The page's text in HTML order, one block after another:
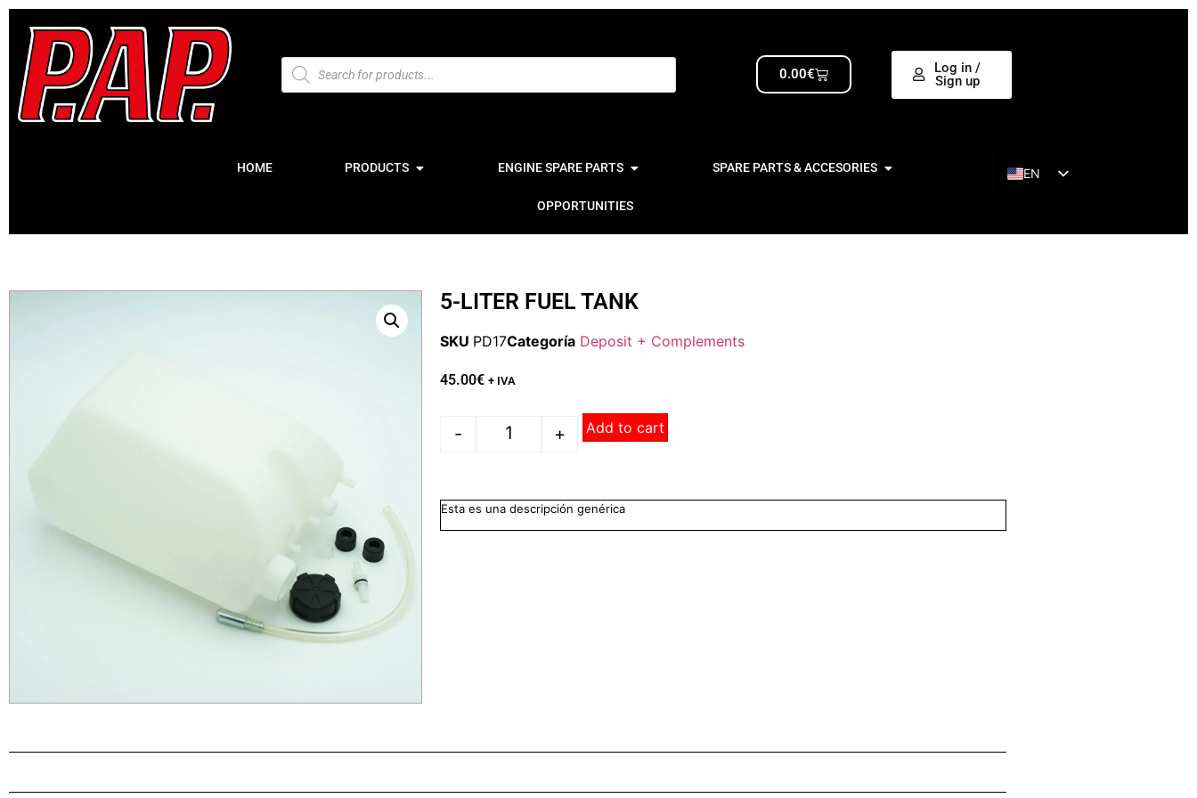
0.00€
Log in /
Sign up
HOME PRODUCTS ENGINE SPARE PARTS SPARE PARTS & ACCESORIES
OPPORTUNITIES
EN
5-LITER FUEL TANK
SKU PD17Categoría Deposit + Complements
45.00€ + IVA
- + Add to cart
Esta es una descripción genérica